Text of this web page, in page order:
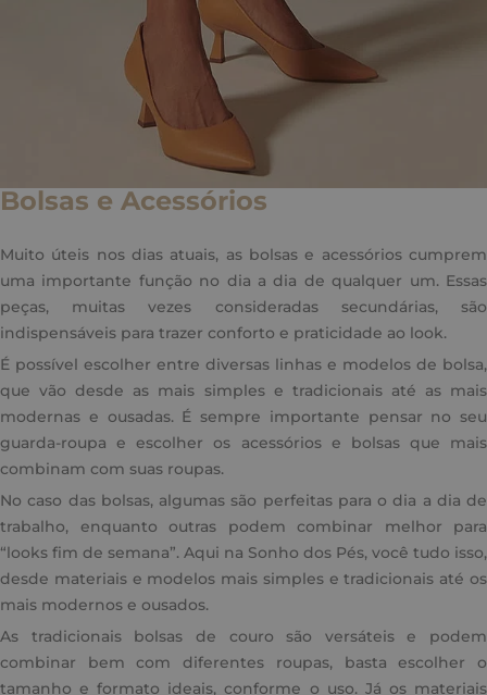
Bolsas e Acessórios
Muito úteis nos dias atuais, as bolsas e acessórios cumprem
uma importante função no dia a dia de qualquer um. Essas
peças, muitas vezes consideradas secundárias, são
indispensáveis para trazer conforto e praticidade ao look.
É possível escolher entre diversas linhas e modelos de bolsa,
que vão desde as mais simples e tradicionais até as mais
modernas e ousadas. É sempre importante pensar no seu
guarda-roupa e escolher os acessórios e bolsas que mais
combinam com suas roupas.
No caso das bolsas, algumas são perfeitas para o dia a dia de
trabalho, enquanto outras podem combinar melhor para
“looks fim de semana”. Aqui na Sonho dos Pés, você tudo isso,
desde materiais e modelos mais simples e tradicionais até os
mais modernos e ousados.
As tradicionais bolsas de couro são versáteis e podem
combinar bem com diferentes roupas, basta escolher o
tamanho e formato ideais, conforme o uso. Já os materiais